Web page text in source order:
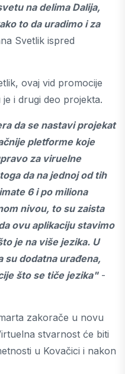
na delima Dalija,
to da uradimo i za
Svetlik ispred
ovaj vid promocije
i drugi deo projekta.
da se nastavi projekat
pletforme koje
za viruelne
da na jednoj od tih
6 i po miliona
nivou, to su zaista
ovu aplikaciju stavimo
je na više jezika. U
su dodatna urađena,
što se tiče jezika"-
zakorače u novu
stvarnost će biti
u Kovačici i nakon